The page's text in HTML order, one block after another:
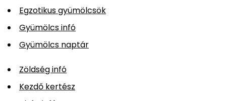
Egzotikus gyümölcsök
Gyümölcs infó
Gyümölcs naptár
Zöldség infó
Kezdő kertész